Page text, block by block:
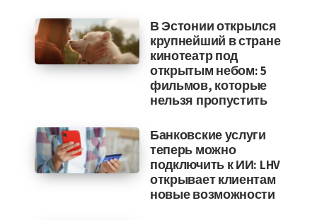
В Эстонии открылся
крупнейший в стране
кинотеатр под
открытым небом: 5
фильмов, которые
нельзя пропустить
Банковские услуги
теперь можно
подключить к ИИ: LHV
открывает клиентам
новые возможности